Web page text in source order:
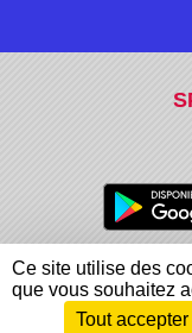
Charte
Informations
Envie de participer ?
Ce site utilise des
que vous souhaitez
Tout accepter